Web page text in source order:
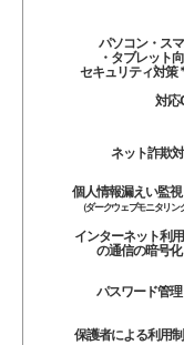
パソコン・ス
・タブレット
セキュリティ対策
対応
ネット詐欺
個人情報漏えい監視
（ダークウェブモニタリン
インターネット利
の通信の暗号化
パスワード管理
保護者による利用